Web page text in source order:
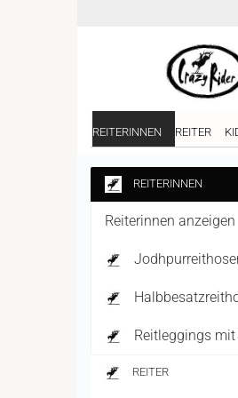
REITERINNEN REITER
REITERINNEN
Reiterinnen anzeigen
Reitleggings
REITER